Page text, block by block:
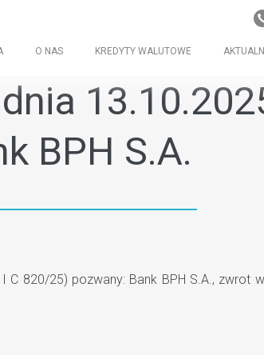
O NAS KREDYTY WALUTOWE
BPH S.A.
820/25) pozwany: Bank BPH S.A.,